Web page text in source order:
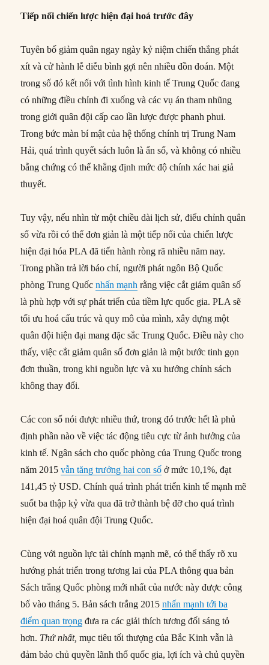
Tiếp nối chiến lược hiện đại hoá trước đây
Tuyên bố giảm quân ngay ngày kỷ niệm chiến thắng phát
xít và cử hành lễ diễu bình gợi nên nhiều đồn đoán. Một
trong số đó kết nối với tình hình kinh tế Trung Quốc đang
có những điều chỉnh đi xuống và các vụ án tham nhũng
trong giới quân đội cấp cao lần lược được phanh phui.
Trong bức màn bí mật của hệ thống chính trị Trung Nam
Hải, quá trình quyết sách luôn là ẩn số, và không có nhiều
bằng chứng có thể khẳng định mức độ chính xác hai giả
thuyết.
Tuy vậy, nếu nhìn từ một chiều dài lịch sử, điểu chỉnh quân
số vừa rồi có thể đơn giản là một tiếp nối của chiến lược
hiện đại hóa PLA đã tiến hành ròng rã nhiều năm nay.
Trong phần trả lời báo chí, người phát ngôn Bộ Quốc
phòng Trung Quốcnhấn mạnh rằng việc cắt giảm quân số
là phù hợp với sự phát triển của tiềm lực quốc gia. PLA sẽ
tối ưu hoá cấu trúc và quy mô của mình, xây dựng một
quân đội hiện đại mang đặc sắc Trung Quốc. Điều này cho
thấy, việc cắt giảm quân số đơn giản là một bước tinh gọn
đơn thuần, trong khi nguồn lực và xu hướng chính sách
không thay đổi.
Các con số nói được nhiều thứ, trong đó trước hết là phủ
định phần nào về việc tác động tiêu cực từ ảnh hưởng của
kinh tế. Ngân sách cho quốc phòng của Trung Quốc trong
năm 2015vẫn tăng trưởng hai con số ở mức 10,1%, đạt
141,45 tỷ USD. Chính quá trình phát triển kinh tế mạnh mẽ
suốt ba thập kỷ vừa qua đã trở thành bệ đỡ cho quá trình
hiện đại hoá quân đội Trung Quốc.
Cùng với nguồn lực tài chính mạnh mẽ, có thể thấy rõ xu
hướng phát triển trong tương lai của PLA thông qua bản
Sách trắng Quốc phòng mới nhất của nước này được công
bố vào tháng 5. Bản sách trắng 2015nhấn mạnh tới ba
điểm quan trọng đưa ra các giải thích tương đối sáng tỏ
hơn. Thứ nhất,mục tiêu tối thượng của Bắc Kinh vẫn là
đảm bảo chủ quyền lãnh thổ quốc gia, lợi ích và chủ quyền